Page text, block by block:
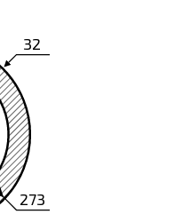
273
32